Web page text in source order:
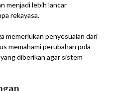
menjadi lebih lancar
rekayasa.
memerlukan penyesuaian dari
memahami perubahan pola
diberikan agar sistem